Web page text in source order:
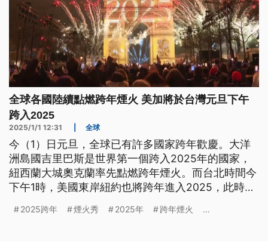
全球各國陸續點燃跨年煙火 美加將於台灣元旦下午
跨入2025
2025/1/1 12:31 全球
今（1）日元旦，全球已有許多國家跨年歡慶。大洋
洲島國吉里巴斯是世界第一個跨入2025年的國家，
紐西蘭大城奧克蘭率先點燃跨年煙火。而台北時間今
下午1時，美國東岸紐約也將跨年進入2025，此時亞
港維多利亞港12分鐘煙火秀，中國北京舉辦大型慶祝
2025跨年 煙火秀 2025年 跨年煙火 ...